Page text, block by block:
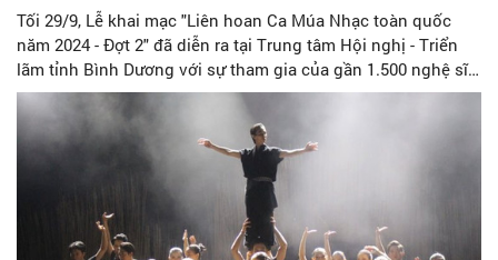
Tối 29/9, Lễ khai mạc "Liên hoan Ca Múa Nhạc toàn quốc
năm 2024 - Đợt 2" đã diễn ra tại Trung tâm Hội nghị - Triển
lãm tỉnh Bình Dương với sự tham gia của gần 1.500 nghệ sĩ
đến từ 24 đơn vị trong cả nước.